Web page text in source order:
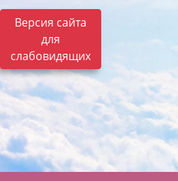
Версия сайта
для
слабовидящих